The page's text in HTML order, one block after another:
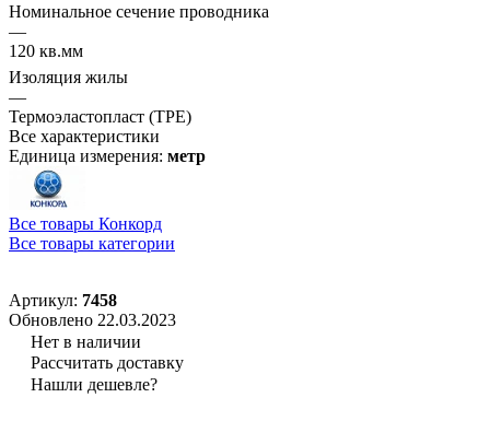
Номинальное сечение проводника
—
120 кв.мм
Изоляция жилы
—
Термоэластопласт (TPE)
Все характеристики
Единица измерения: метр
Все товары Конкорд
Все товары категории
Артикул: 7458
Обновлено 22.03.2023
Нет в наличии
Рассчитать доставку
Нашли дешевле?